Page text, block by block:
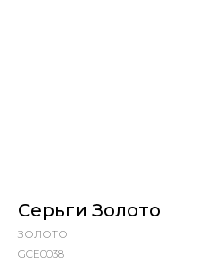
Серьги Золото
ЗОЛОТО
GCE0038